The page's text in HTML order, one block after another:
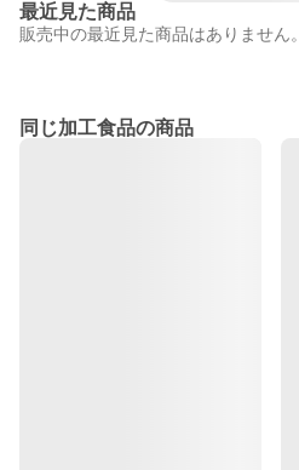
最近見た商品
販売中の最近見た商品はありません。
同じ加工食品の商品